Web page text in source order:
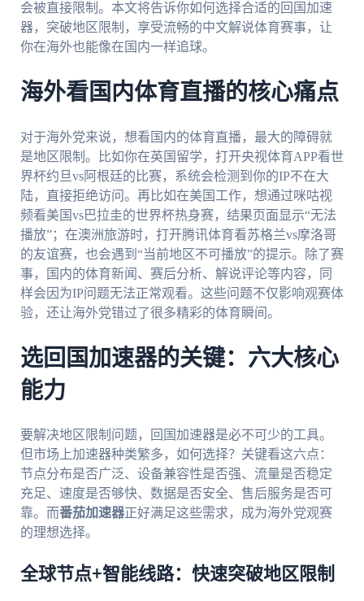
会被直接限制。本文将告诉你如何选择合适的回国加速
器，突破地区限制，享受流畅的中文解说体育赛事，让
你在海外也能像在国内一样追球。
海外看国内体育直播的核心痛点
对于海外党来说，想看国内的体育直播，最大的障碍就
是地区限制。比如你在英国留学，打开央视体育APP看世
界杯约旦vs阿根廷的比赛，系统会检测到你的IP不在大
陆，直接拒绝访问。再比如在美国工作，想通过咪咕视
频看美国vs巴拉圭的世界杯热身赛，结果页面显示“无法
播放”；在澳洲旅游时，打开腾讯体育看苏格兰vs摩洛哥
的友谊赛，也会遇到“当前地区不可播放”的提示。除了赛
事，国内的体育新闻、赛后分析、解说评论等内容，同
样会因为IP问题无法正常观看。这些问题不仅影响观赛体
验，还让海外党错过了很多精彩的体育瞬间。
选回国加速器的关键：六大核心
能力
要解决地区限制问题，回国加速器是必不可少的工具。
但市场上加速器种类繁多，如何选择？关键看这六点：
节点分布是否广泛、设备兼容性是否强、流量是否稳定
充足、速度是否够快、数据是否安全、售后服务是否可
靠。而番茄加速器正好满足这些需求，成为海外党观赛
的理想选择。
全球节点+智能线路：快速突破地区限制